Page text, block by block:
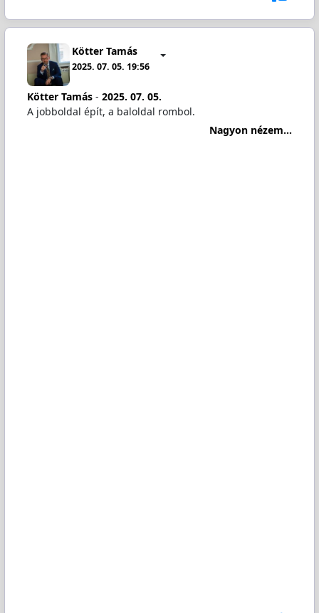
Kötter Tamás
2025. 07. 05. 19:56
Kötter Tamás- 2025. 07. 05.
A jobboldal épít, a baloldal rombol.
Nagyon nézem...